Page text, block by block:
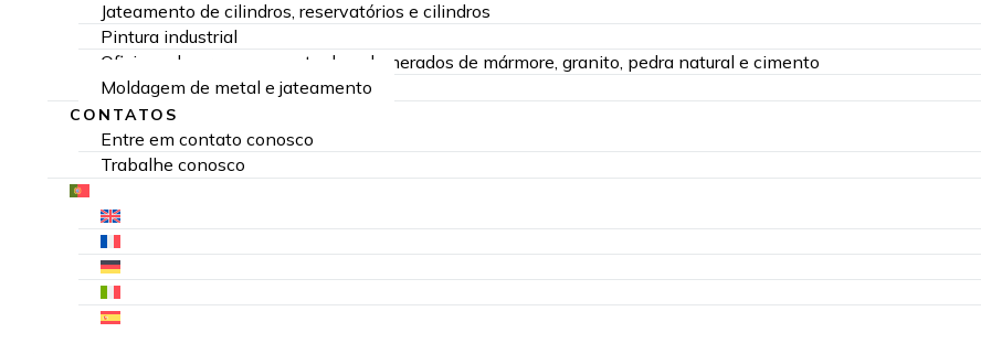
Jateamento de cilindros, reservatórios e cilindros
Pintura industrial
Oficinas de processamento de aglomerados de mármore, granito, pedra natural e cimento
Moldagem de metal e jateamento
CONTATOS
Entre em contato conosco
Trabalhe conosco